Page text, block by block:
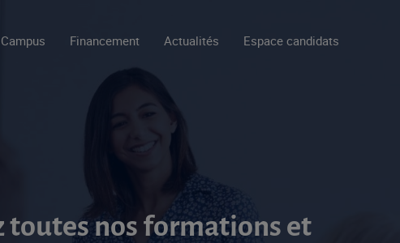
Campus Financement Actualités Espace candidats
toutes nos formations et